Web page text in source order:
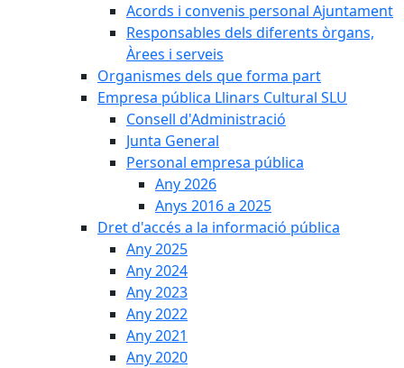
Acords i convenis personal Ajuntament
Responsables dels diferents òrgans,
Àrees i serveis
Organismes dels que forma part
Empresa pública Llinars Cultural SLU
Consell d'Administració
Junta General
Personal empresa pública
Any 2026
Anys 2016 a 2025
Dret d'accés a la informació pública
Any 2025
Any 2024
Any 2023
Any 2022
Any 2021
Any 2020